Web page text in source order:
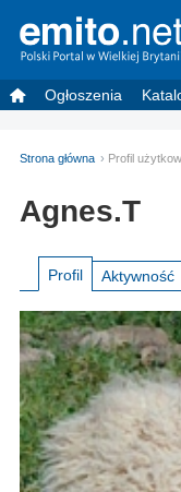
Ogłoszenia
Strona główna Profil
Agnes.T
Profil Aktywność